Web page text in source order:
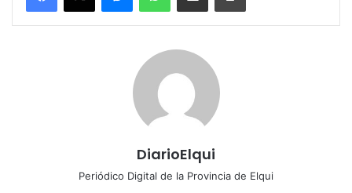
DiarioElqui
Periódico Digital de la Provincia de Elqui